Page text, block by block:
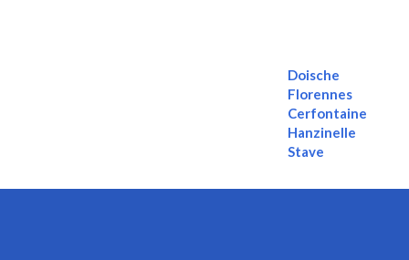
Doische
Florennes
Cerfontaine
Hanzinelle
Stave